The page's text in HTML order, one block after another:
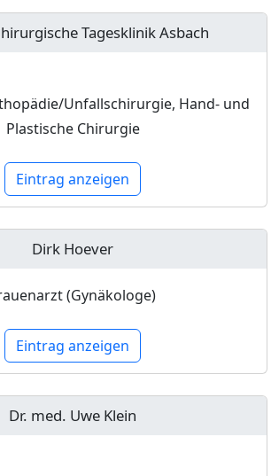
Tagesklinik Asbach
Unfallschirurgie, Hand- und
Plastische Chirurgie
Eintrag anzeigen
Dirk Hoever
(Gynäkologe)
Eintrag anzeigen
Dr. med. Uwe Klein